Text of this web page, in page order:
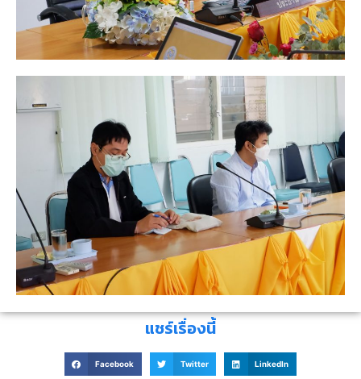
แชร์เรื่องนี้
Facebook Twitter LinkedIn